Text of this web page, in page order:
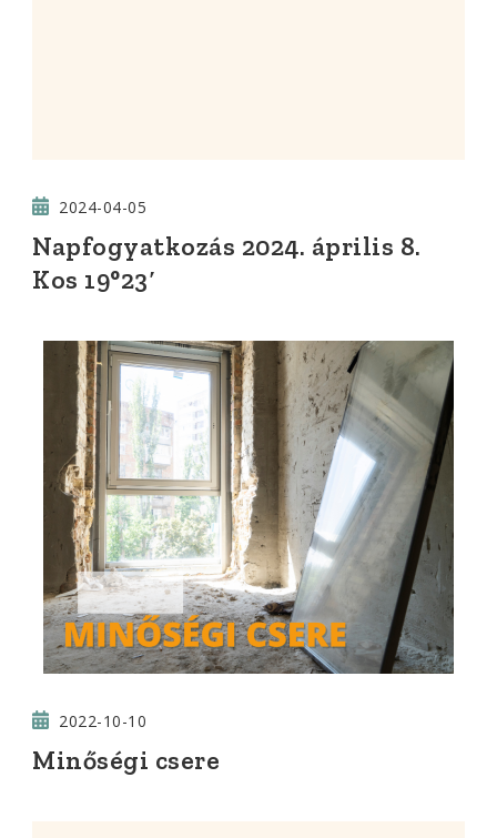
2024-04-05
Napfogyatkozás 2024. április 8.
Kos 19°23′
2022-10-10
Minőségi csere